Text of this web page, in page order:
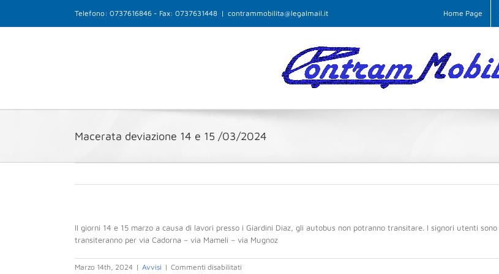
contenuto
Telefono: 0737616846 - Fax: 0737631448 | contrammobilita@legalmail.it Home Page
Macerata deviazione 14 e 15 /03/2024
II giorni 14 e 15 marzo a causa di lavori presso i Giardini Diaz, gli autobus non potranno transitare. I signori utenti
transiteranno per via Cadorna – via Mameli – via Mugnoz
Marzo 14th, 2024 | Avvisi | Commenti disabilitati